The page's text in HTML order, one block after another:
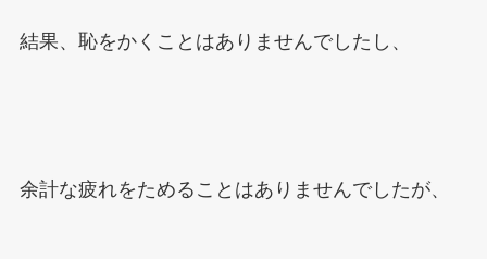
結果、恥をかくことはありませんでしたし、
余計な疲れをためることはありませんでしたが、